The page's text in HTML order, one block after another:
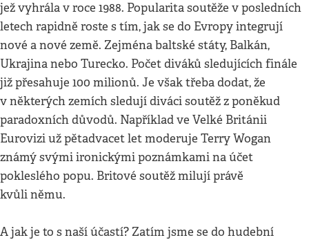
jež vyhrála v roce 1988. Popularita soutěže v posledních
letech rapidně roste s tím, jak se do Evropy integrují
nové a nové země. Zejména baltské státy, Balkán,
Ukrajina nebo Turecko. Počet diváků sledujících finále
již přesahuje 100 milionů. Je však třeba dodat, že
v některých zemích sledují diváci soutěž z poněkud
paradoxních důvodů. Například ve Velké Británii
Eurovizi už pětadvacet let moderuje Terry Wogan
známý svými ironickými poznámkami na účet
pokleslého popu. Britové soutěž milují právě
kvůli němu.
A jak je to s naší účastí? Zatím jsme se do hudební